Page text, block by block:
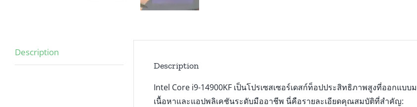
Description
Description
Intel Core i9-14900KF เป็นโปรเซสเซอร์เดสก์ท็อปประสิทธิภาพสูงที่ออกแบ
เนื้อหาและแอปพลิเคชันระดับมืออาชีพ นี่คือรายละเอียดคุณสมบัติที่สำคัญ: